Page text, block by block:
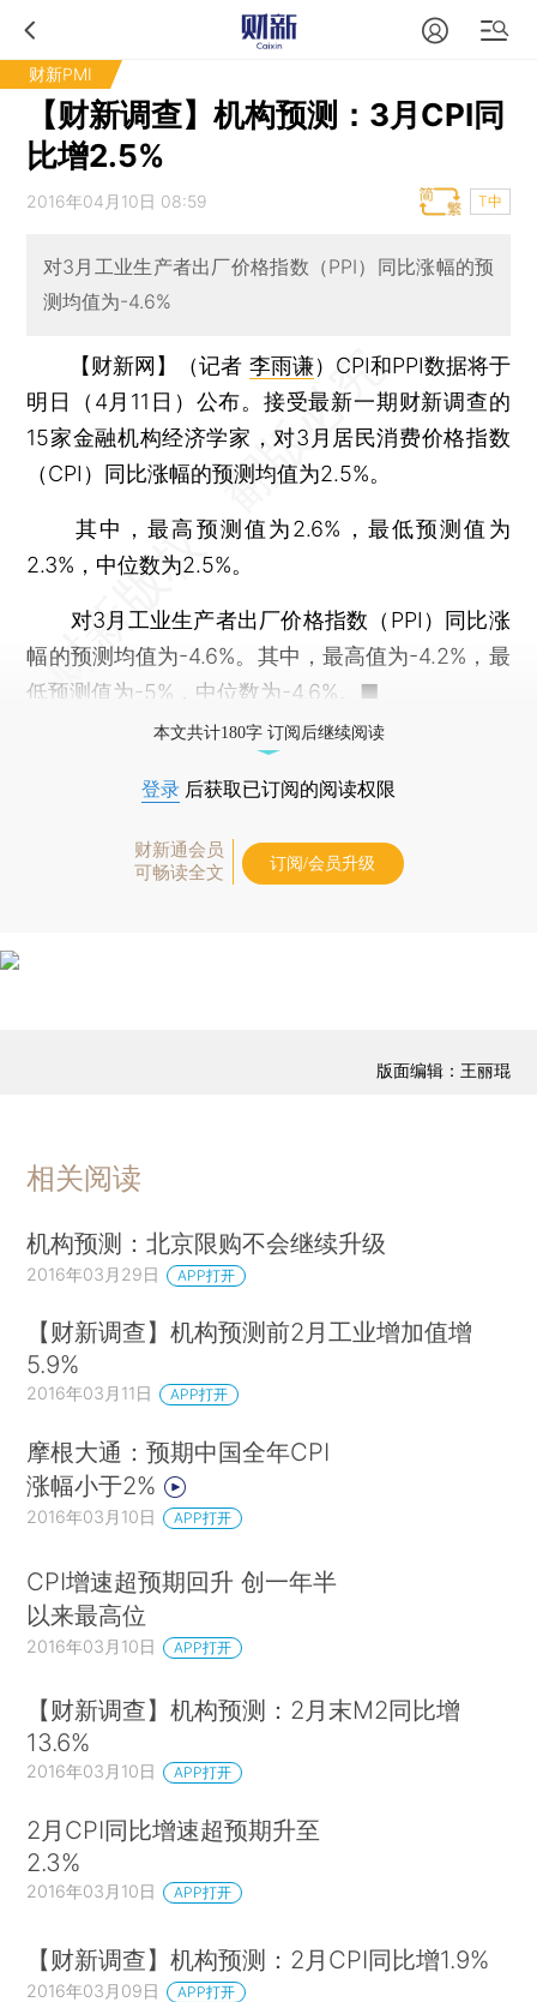
财新PMI
【财新调查】机构预测：3月CPI同
比增2.5%
2016年04月10日 08:59 T中
对3月工业生产者出厂价格指数（PPI）同比涨幅的预
测均值为-4.6%
【财新网】（记者 李雨谦） CPI和PPI数据将于
明日（4月11日）公布。接受最新一期财新调查的
15家金融机构经济学家，对3月居民消费价格指数
（CPI）同比涨幅的预测均值为2.5%。
其中，最高预测值为2.6%，最低预测值为
2.3%，中位数为2.5%。
对3月工业生产者出厂价格指数（PPI）同比涨
幅的预测均值为-4.6%。其中，最高值为-4.2%，最
低预测值为-5%，中位数为-4.6%。■
本文共计180字 订阅后继续阅读
登录 后获取已订阅的阅读权限
财新通会员
可畅读全文
订阅/会员升级
版面编辑：王丽琨
相关阅读
机构预测：北京限购不会继续升级
2016年03月29日 APP打开
【财新调查】机构预测前2月工业增加值增
5.9%
2016年03月11日 APP打开
摩根大通：预期中国全年CPI
涨幅小于2%
2016年03月10日 APP打开
CPI增速超预期回升 创一年半
以来最高位
2016年03月10日 APP打开
【财新调查】机构预测：2月末M2同比增
13.6%
2016年03月10日 APP打开
2月CPI同比增速超预期升至
2.3%
2016年03月10日 APP打开
【财新调查】机构预测：2月CPI同比增1.9%
2016年03月09日 APP打开